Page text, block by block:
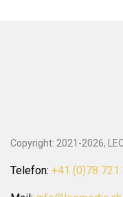
Copyright: 2021-2026,
Telefon: +41 (0)78 721